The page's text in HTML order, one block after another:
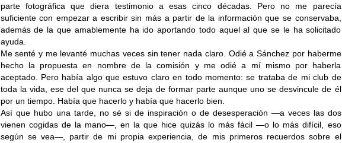
parte fotográfica que diera testimonio a esas cinco décadas. Pero no me parecía
suficiente con empezar a escribir sin más a partir de la información que se conservaba,
además de la que amablemente ha ido aportando todo aquel al que se le ha solicitado
ayuda.
Me senté y me levanté muchas veces sin tener nada claro. Odié a Sánchez por haberme
hecho la propuesta en nombre de la comisión y me odié a mí mismo por haberla
aceptado. Pero había algo que estuvo claro en todo momento: se trataba de mi club de
toda la vida, ese del que nunca se deja de formar parte aunque uno se desvincule de él
por un tiempo. Había que hacerlo y había que hacerlo bien.
Así que hubo una tarde, no sé si de inspiración o de desesperación —a veces las dos
vienen cogidas de la mano—, en la que hice quizás lo más fácil —o lo más difícil, eso
según se vea—, partir de mi propia experiencia, de mis primeros recuerdos sobre el